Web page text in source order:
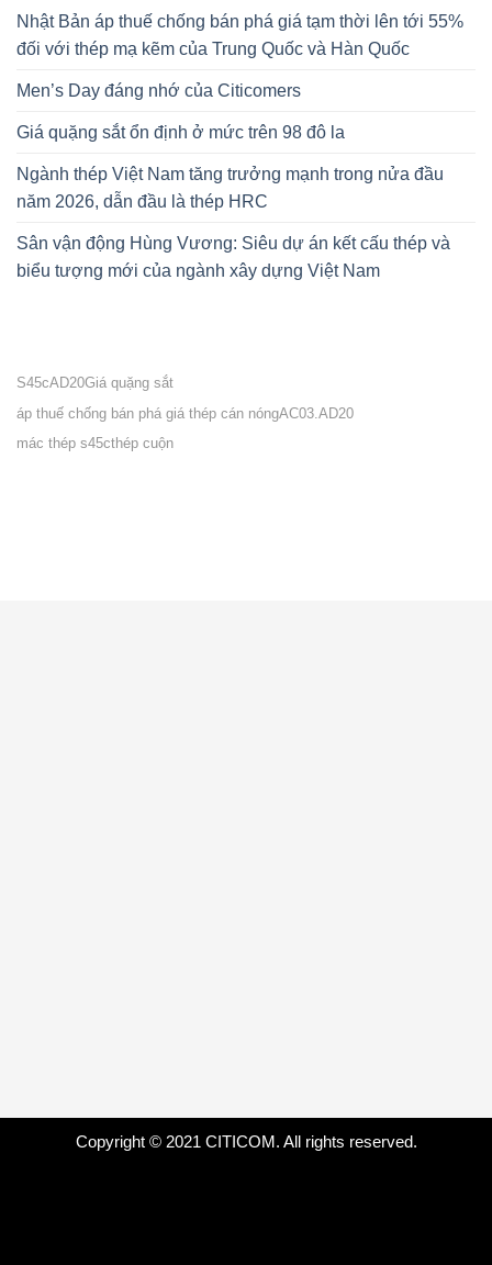
Nhật Bản áp thuế chống bán phá giá tạm thời lên tới 55%
đối với thép mạ kẽm của Trung Quốc và Hàn Quốc
Men’s Day đáng nhớ của Citicomers
Giá quặng sắt ổn định ở mức trên 98 đô la
Ngành thép Việt Nam tăng trưởng mạnh trong nửa đầu
năm 2026, dẫn đầu là thép HRC
Sân vận động Hùng Vương: Siêu dự án kết cấu thép và
biểu tượng mới của ngành xây dựng Việt Nam
S45cAD20Giá quặng sắt
áp thuế chống bán phá giá thép cán nóngAC03.AD20
mác thép s45cthép cuộn
Copyright © 2021 CITICOM. All rights reserved.